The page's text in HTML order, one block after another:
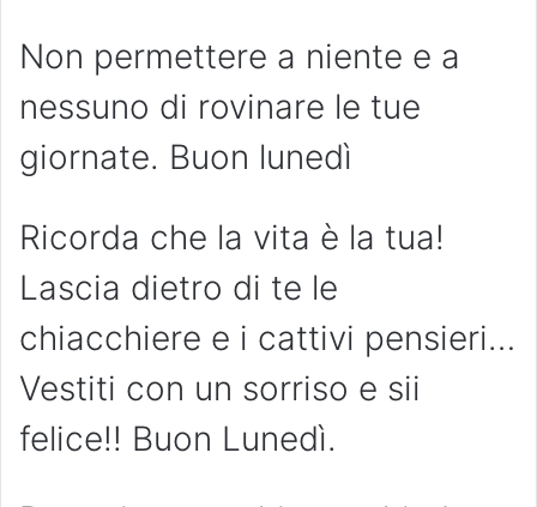
Non permettere a niente e a
nessuno di rovinare le tue
giornate. Buon lunedì
Ricorda che la vita è la tua!
Lascia dietro di te le
chiacchiere e i cattivi pensieri…
Vestiti con un sorriso e sii
felice!! Buon Lunedì.